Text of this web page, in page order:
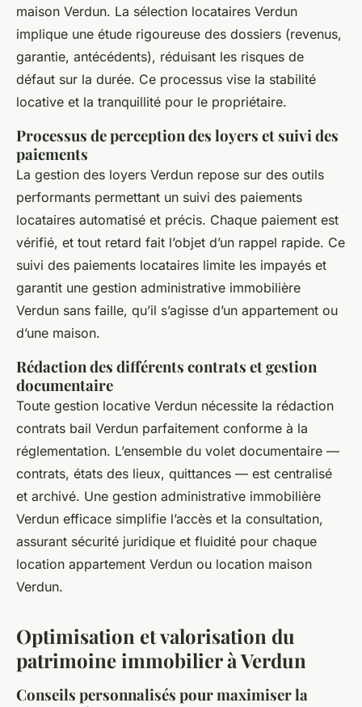
maison Verdun. La sélection locataires Verdun
implique une étude rigoureuse des dossiers (revenus,
garantie, antécédents), réduisant les risques de
défaut sur la durée. Ce processus vise la stabilité
locative et la tranquillité pour le propriétaire.
Processus de perception des loyers et suivi des
paiements
La gestion des loyers Verdun repose sur des outils
performants permettant un suivi des paiements
locataires automatisé et précis. Chaque paiement est
vérifié, et tout retard fait l’objet d’un rappel rapide. Ce
suivi des paiements locataires limite les impayés et
garantit une gestion administrative immobilière
Verdun sans faille, qu’il s’agisse d’un appartement ou
d’une maison.
Rédaction des différents contrats et gestion
documentaire
Toute gestion locative Verdun nécessite la rédaction
contrats bail Verdun parfaitement conforme à la
réglementation. L’ensemble du volet documentaire —
contrats, états des lieux, quittances — est centralisé
et archivé. Une gestion administrative immobilière
Verdun efficace simplifie l’accès et la consultation,
assurant sécurité juridique et fluidité pour chaque
location appartement Verdun ou location maison
Verdun.
Optimisation et valorisation du
patrimoine immobilier à Verdun
Conseils personnalisés pour maximiser la